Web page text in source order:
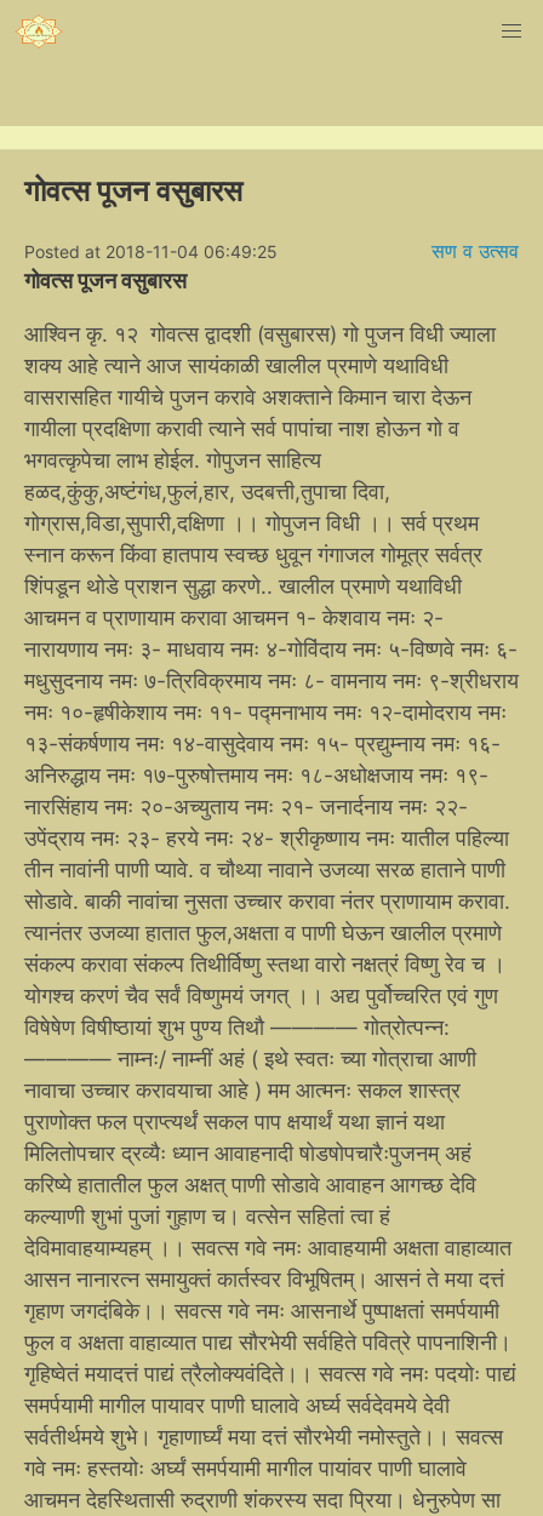
गोवत्स पूजन वसुबारस
सण व उत्सव
Posted at 2018-11-04 06:49:25
गोवत्स पूजन वसुबारस
आश्विन कृ. १२ गोवत्स द्वादशी (वसुबारस) गो पुजन विधी ज्याला
शक्य आहे त्याने आज सायंकाळी खालील प्रमाणे यथाविधी
वासरासहित गायीचे पुजन करावे अशक्ताने किमान चारा देऊन
गायीला प्रदक्षिणा करावी त्याने सर्व पापांचा नाश होऊन गो व
भगवत्कृपेचा लाभ होईल. गोपुजन साहित्य
हळद,कुंकु,अष्टंगंध,फुलं,हार, उदबत्ती,तुपाचा दिवा,
गोग्रास,विडा,सुपारी,दक्षिणा ।। गोपुजन विधी ।। सर्व प्रथम
स्नान करून किंवा हातपाय स्वच्छ धुवून गंगाजल गोमूत्र सर्वत्र
शिंपडून थोडे प्राशन सुद्धा करणे.. खालील प्रमाणे यथाविधी
आचमन व प्राणायाम करावा आचमन १- केशवाय नमः २-
नारायणाय नमः ३- माधवाय नमः ४-गोविंदाय नमः ५-विष्णवे नमः ६-
मधुसुदनाय नमः ७-त्रिविक्रमाय नमः ८- वामनाय नमः ९-श्रीधराय
नमः १०-हृषीकेशाय नमः ११- पद्मनाभाय नमः १२-दामोदराय नमः
१३-संकर्षणाय नमः १४-वासुदेवाय नमः १५- प्रद्युम्नाय नमः १६-
अनिरुद्धाय नमः १७-पुरुषोत्तमाय नमः १८-अधोक्षजाय नमः १९-
नारसिंहाय नमः २०-अच्युताय नमः २१- जनार्दनाय नमः २२-
उपेंद्राय नमः २३- हरये नमः २४- श्रीकृष्णाय नमः यातील पहिल्या
तीन नावांनी पाणी प्यावे. व चौथ्या नावाने उजव्या सरळ हाताने पाणी
सोडावे. बाकी नावांचा नुसता उच्चार करावा नंतर प्राणायाम करावा.
त्यानंतर उजव्या हातात फुल,अक्षता व पाणी घेऊन खालील प्रमाणे
संकल्प करावा संकल्प तिथीर्विष्णु स्तथा वारो नक्षत्रं विष्णु रेव च ।
योगश्च करणं चैव सर्वं विष्णुमयं जगत् ।। अद्य पुर्वोच्चरित एवं गुण
विषेषेण विषीष्ठायां शुभ पुण्य तिथौ ———— गोत्रोत्पन्न:
———— नाम्नः/ नाम्नीं अहं ( इथे स्वतः च्या गोत्राचा आणी
नावाचा उच्चार करावयाचा आहे ) मम आत्मनः सकल शास्त्र
पुराणोक्त फल प्राप्त्यर्थं सकल पाप क्षयार्थं यथा ज्ञानं यथा
मिलितोपचार द्रव्यैः ध्यान आवाहनादी षोडषोपचारैःपुजनम् अहं
करिष्ये हातातील फुल अक्षत् पाणी सोडावे आवाहन आगच्छ देवि
कल्याणी शुभां पुजां गुहाण च। वत्सेन सहितां त्वा हं
देविमावाहयाम्यहम् ।। सवत्स गवे नमः आवाहयामी अक्षता वाहाव्यात
आसन नानारत्न समायुक्तं कार्तस्वर विभूषितम्। आसनं ते मया दत्तं
गृहाण जगदंबिके।। सवत्स गवे नमः आसनार्थे पुष्पाक्षतां समर्पयामी
फुल व अक्षता वाहाव्यात पाद्य सौरभेयी सर्वहिते पवित्रे पापनाशिनी।
गृहिष्वेतं मयादत्तं पाद्यं त्रैलोक्यवंदिते।। सवत्स गवे नमः पदयोः पाद्यं
समर्पयामी मागील पायावर पाणी घालावे अर्घ्य सर्वदेवमये देवी
सर्वतीर्थमये शुभे। गृहाणार्घ्यं मया दत्तं सौरभेयी नमोस्तुते।। सवत्स
गवे नमः हस्तयोः अर्घ्यं समर्पयामी मागील पायांवर पाणी घालावे
आचमन देहस्थितासी रुद्राणी शंकरस्य सदा प्रिया। धेनुरुपेण सा